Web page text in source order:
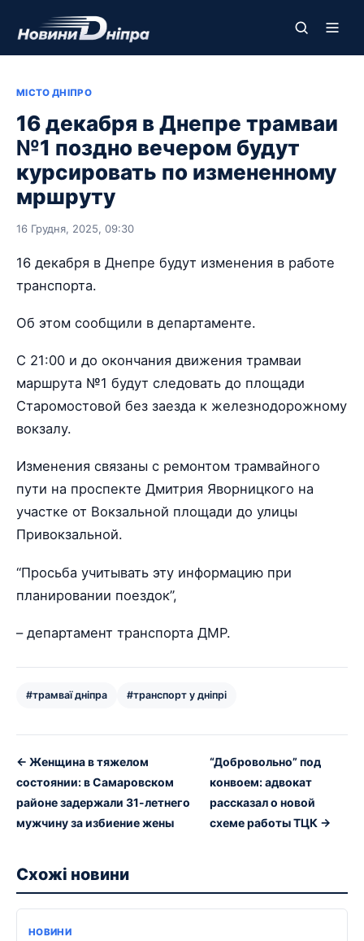
МІСТО ДНІПРО
16 декабря в Днепре трамваи
№1 поздно вечером будут
курсировать по измененному
мршруту
16 Грудня, 2025, 09:30
16 декабря в Днепре будут изменения в работе
транспорта.
Об этом сообщили в департаменте.
С 21:00 и до окончания движения трамваи
маршрута №1 будут следовать до площади
Старомостовой без заезда к железнодорожному
вокзалу.
Изменения связаны с ремонтом трамвайного
пути на проспекте Дмитрия Яворницкого на
участке от Вокзальной площади до улицы
Привокзальной.
“Просьба учитывать эту информацию при
планировании поездок”,
– департамент транспорта ДМР.
#трамваї дніпра #транспорт у дніпрі
← Женщина в тяжелом
состоянии: в Самаровском
районе задержали 31-летнего
мужчину за избиение жены
“Добровольно” под
конвоем: адвокат
рассказал о новой
схеме работы ТЦК →
Схожі новини
НОВИНИ